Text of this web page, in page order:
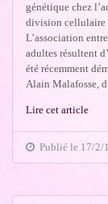
génétique chez
division cellulaire
L’association
adultes résultent
été récemment
Alain Malafosse,
Lire cet article
Publié le 17/2/